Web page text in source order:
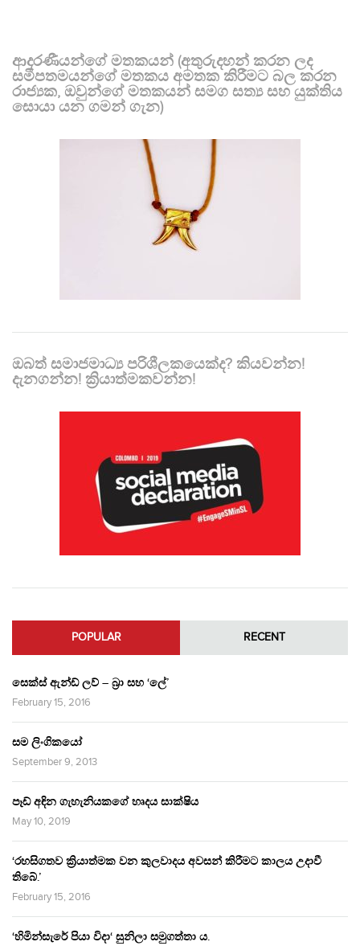
ආදරණීයන්ගේ මතකයන් (අතුරුදහන් කරන ලද
සමීපතමයන්ගේ මතකය අමතක කිරීමට බල කරන
රාජ්‍යක, ඔවුන්ගේ මතකයන් සමග සත්‍ය සහ යුක්තිය
සොයා යන ගමන් ගැන)
ඔබත් සමාජමාධ්‍ය පරිශීලකයෙක්ද? කියවන්න!
දැනගන්න! ක්‍රියාත්මකවන්න!
POPULAR RECENT
සෙක්ස් ඇන්ඩ් ලව් – බ්‍රා සහ ‘ලේ’
February 15, 2016
සම ලිංගිකයෝ
September 9, 2013
පෑඩ් අඳින ගැහැනියකගේ හෘදය සාක්ෂිය
May 10, 2019
‘රහසිගතව ක්‍රියාත්මක වන කුලවාදය අවසන් කිරීමට කාලය උදාවී
තිබේ.’
February 15, 2016
‘හිමින්සැරේ පියා විදා‘ සුනිලා සමුගත්තා ය.